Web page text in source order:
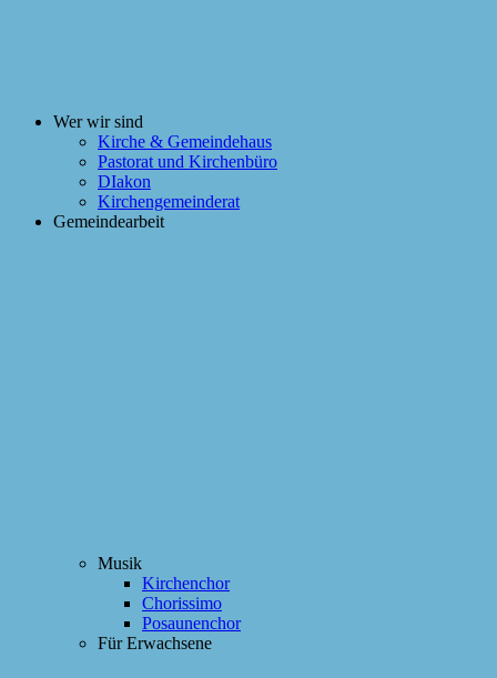
Wer wir sind
Kirche & Gemeindehaus
Pastorat und Kirchenbüro
DIakon
Kirchengemeinderat
Gemeindearbeit
Musik
Kirchenchor
Chorissimo
Posaunenchor
Für Erwachsene